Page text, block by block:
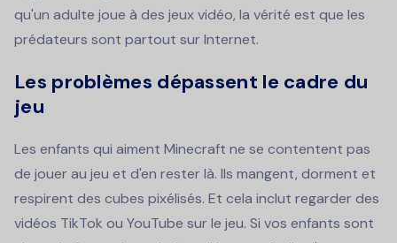
qu'un adulte joue à des jeux vidéo, la vérité est que les
prédateurs sont partout sur Internet.
Les problèmes dépassent le cadre du
jeu
Les enfants qui aiment Minecraft ne se contentent pas
de jouer au jeu et d'en rester là. Ils mangent, dorment et
respirent des cubes pixélisés. Et cela inclut regarder des
vidéos TikTok ou YouTube sur le jeu. Si vos enfants sont